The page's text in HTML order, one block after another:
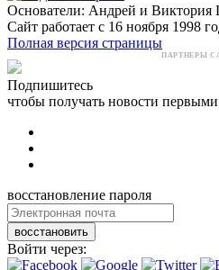
Основатели: Андрей и
Сайт работает с 16 ноября 1998
Полная версия страницы
ПАРТНЕРЫ
Подпишитесь
чтобы получать новости первыми
восстановление пароля
восстановить
Войти через: